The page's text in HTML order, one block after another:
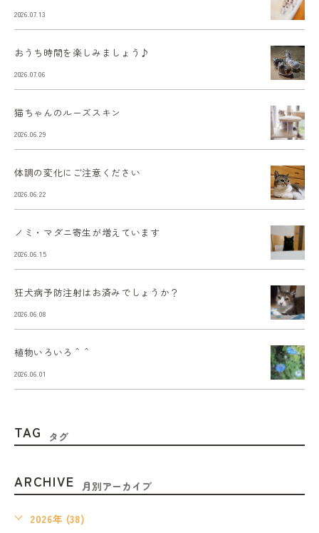
2026.07.13
おうち時間を楽しみましょう♪
2026.07.06
猫ちゃんのルーズスキン
2026.06.29
体調の変化にご注意ください
2026.06.22
ノミ・マダニ寄生が増えています
2026.06.15
狂犬病予防注射はお済みでしょうか？
2026.06.08
植物いろいろ＾＾
2026.06.01
TAG タグ
ARCHIVE 月別アーカイブ
2026年 (38)